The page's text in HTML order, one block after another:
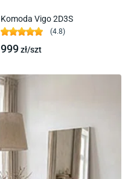
Komoda Vigo 2D3S
(4.8)
999zł/szt